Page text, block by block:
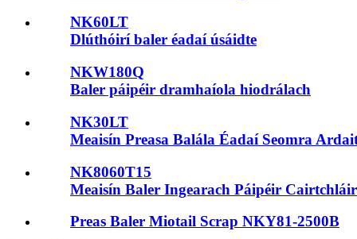
NK60LT
Dlúthóirí baler éadaí úsáidte
NKW180Q
Baler páipéir dramhaíola hiodrálach
NK30LT
Meaisín Preasa Balála Éadaí Seomra
NK8060T15
Meaisín Baler Ingearach Páipéir Cairtchláir
Preas Baler Miotail Scrap NKY81-2500B